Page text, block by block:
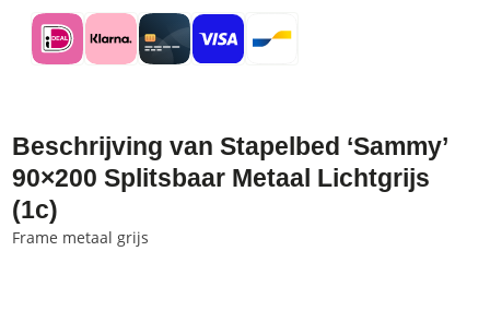
Beschrijving van Stapelbed ‘Sammy’
90×200 Splitsbaar Metaal Lichtgrijs
(1c)
Frame metaal grijs